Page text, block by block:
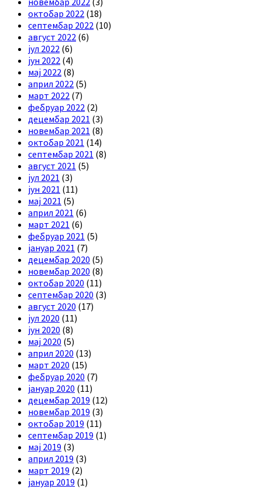
октобар 2022 (18)
септембар 2022 (10)
август 2022 (6)
јул 2022 (6)
јун 2022 (4)
мај 2022 (8)
април 2022 (5)
март 2022 (7)
фебруар 2022 (2)
децембар 2021 (3)
новембар 2021 (8)
октобар 2021 (14)
септембар 2021 (8)
август 2021 (5)
јул 2021 (3)
јун 2021 (11)
мај 2021 (5)
април 2021 (6)
март 2021 (6)
фебруар 2021 (5)
јануар 2021 (7)
децембар 2020 (5)
новембар 2020 (8)
октобар 2020 (11)
септембар 2020 (3)
август 2020 (17)
јул 2020 (11)
јун 2020 (8)
мај 2020 (5)
април 2020 (13)
март 2020 (15)
фебруар 2020 (7)
јануар 2020 (11)
децембар 2019 (12)
новембар 2019 (3)
октобар 2019 (11)
септембар 2019 (1)
мај 2019 (3)
април 2019 (3)
март 2019 (2)
јануар 2019 (1)